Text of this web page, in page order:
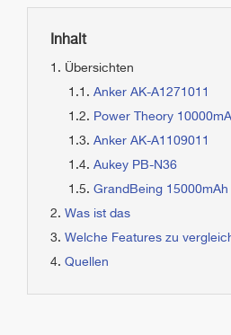
Inhalt
Übersichten
Anker AK-A1271011
Power Theory
Anker AK-A1109011
Aukey PB-N36
GrandBeing 15000mAh
Was ist das
Welche Features zu
Quellen